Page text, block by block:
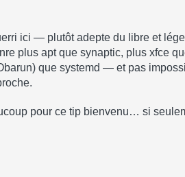
ici — plutôt adepte du libre et
plus apt que synaptic, plus xfce
que systemd — et pas
pour ce tip bienvenu… si